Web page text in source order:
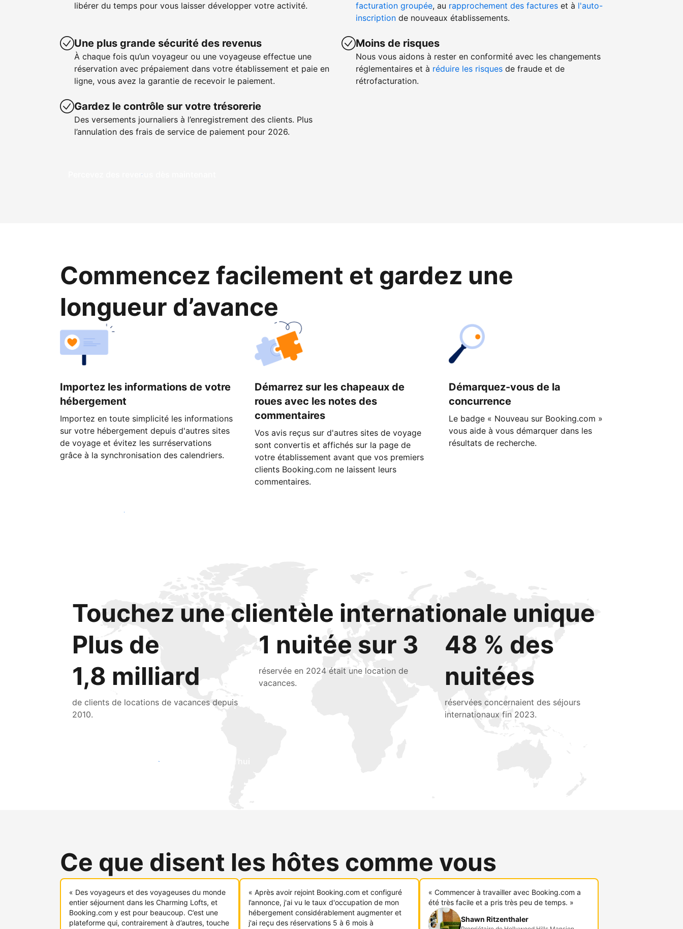
libérer du temps pour vous laisser développer votre activité.
Une plus grande sécurité des revenus
À chaque fois qu’un voyageur ou une voyageuse effectue une
réservation avec prépaiement dans votre établissement et paie en
ligne, vous avez la garantie de recevoir le paiement.
Gardez le contrôle sur votre trésorerie
Des versements journaliers à l’enregistrement des clients. Plus
l’annulation des frais de service de paiement pour 2026.
facturation groupée, au rapprochement des factures et à l'auto-
inscription de nouveaux établissements.
Moins de risques
Nous vous aidons à rester en conformité avec les changements
réglementaires et à réduire les risques de fraude et de
rétrofacturation.
Percevez des revenus dès maintenant
Commencez facilement et gardez une
longueur d’avance
Importez les informations de votre
hébergement
Importez en toute simplicité les informations
sur votre hébergement depuis d'autres sites
de voyage et évitez les surréservations
grâce à la synchronisation des calendriers.
Démarrez sur les chapeaux de
roues avec les notes des
commentaires
Vos avis reçus sur d'autres sites de voyage
sont convertis et affichés sur la page de
votre établissement avant que vos premiers
clients Booking.com ne laissent leurs
commentaires.
Démarquez-vous de la
concurrence
Le badge « Nouveau sur Booking.com »
vous aide à vous démarquer dans les
résultats de recherche.
Lancez-vous dès aujourd'hui
Touchez une clientèle internationale unique
Plus de
1,8 milliard
de clients de locations de vacances depuis
2010.
1 nuitée sur 3
réservée en 2024 était une location de
vacances.
48 % des
nuitées
réservées concernaient des séjours
internationaux fin 2023.
Touchez une nouvelle clientèle dès aujourd'hui
Ce que disent les hôtes comme vous
« Des voyageurs et des voyageuses du monde
entier séjournent dans les Charming Lofts, et
Booking.com y est pour beaucoup. C’est une
plateforme qui, contrairement à d’autres, touche
« Après avoir rejoint Booking.com et configuré
l’annonce, j'ai vu le taux d'occupation de mon
hébergement considérablement augmenter et
j'ai reçu des réservations 5 à 6 mois à
« Commencer à travailler avec Booking.com a
été très facile et a pris très peu de temps. »
Shawn Ritzenthaler